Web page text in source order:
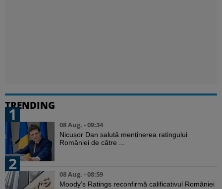
TRENDING
1
08 Aug. - 09:34
Nicușor Dan salută menținerea ratingului
României de către ...
2
08 Aug. - 08:59
Moody’s Ratings reconfirmă calificativul României